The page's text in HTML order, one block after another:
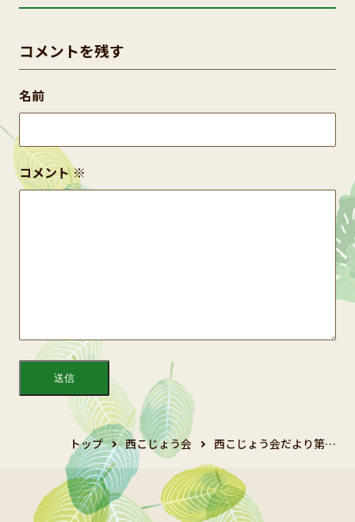
コメントを残す
コメント※
名前
トップ 西こじょう会 西こじょう会だより第…